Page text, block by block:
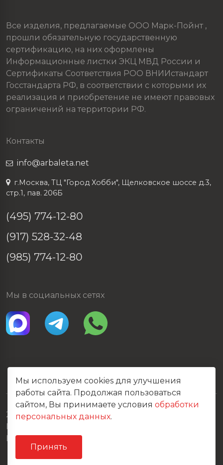
Все изделия, предлагаемые ООО Марк-Пойнт ,
прошли обязательную государственную
сертификацию, на них оформлены
Информационные листки ЭКЦ МВД России и
Сертификаты Соответствия РОО ВНИИстандарт
Госстандарта РФ, в соответствии с которыми их
реализация и приобретение не имеют правовых
ограничений на территории РФ.
Контакты
info@arbaleta.net
г.Москва, ТЦ "Город Хобби", Щелковское шоссе д.3,
стр.1, пав. 206Б
(495) 774-12-80
(917) 528-32-48
(985) 774-12-80
Мы в социальных сетях
2026 © Все права защищены
Политика конфиденциальности
Карта сайта
Мы используем cookies для улучшения
работы сайта. Продолжая пользоваться
сайтом, Вы принимаете условия обработки
персональных данных.
Принять